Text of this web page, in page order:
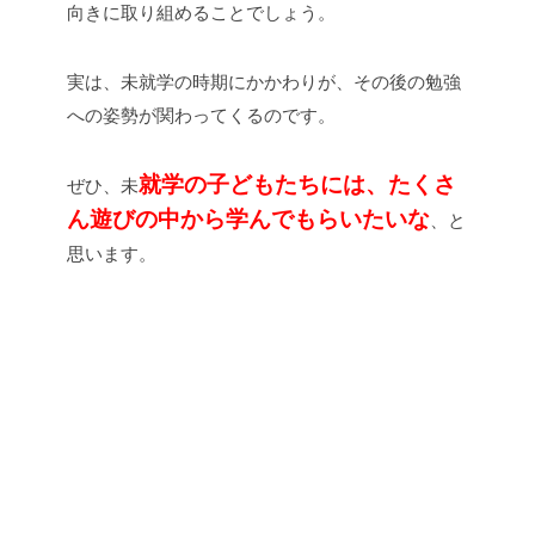
向きに取り組めることでしょう。
実は、未就学の時期にかかわりが、その後の勉強
への姿勢が関わってくるのです。
ぜひ、未就学の子どもたちには、たくさ
ん遊びの中から学んでもらいたいな 、と
思います。